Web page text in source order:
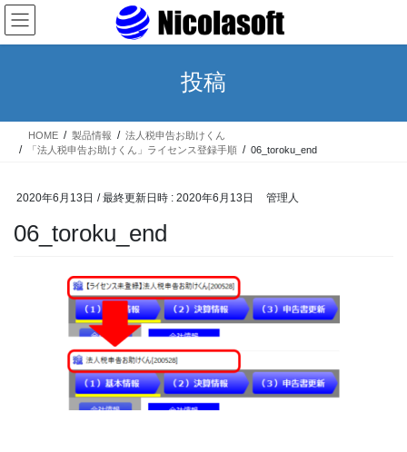
コ
ン
テ
ス
ナ
ビ
ゲ
ン
投稿
HOME 製品情報
法人税申告お助けくん
「法人税申告お助けくん」ライセンス登録手順
06_toroku_end
2020年6月13日 / 最終更新日時 : 2020年6月13日 管理人
06_toroku_end